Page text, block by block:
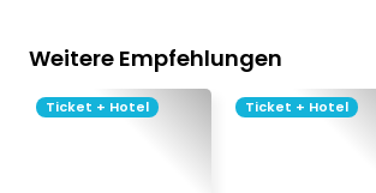
Weitere Empfehlungen
Ticket + Hotel Ticket + Hotel